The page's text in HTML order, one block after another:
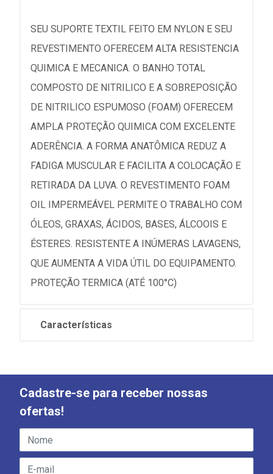
SEU SUPORTE TEXTIL FEITO EM NYLON E SEU
REVESTIMENTO OFERECEM ALTA RESISTENCIA
QUIMICA E MECANICA. O BANHO TOTAL
COMPOSTO DE NITRILICO E A SOBREPOSIÇÃO
DE NITRILICO ESPUMOSO (FOAM) OFERECEM
AMPLA PROTEÇÃO QUIMICA COM EXCELENTE
ADERÊNCIA. A FORMA ANATÔMICA REDUZ A
FADIGA MUSCULAR E FACILITA A COLOCAÇÃO E
RETIRADA DA LUVA. O REVESTIMENTO FOAM
OIL IMPERMEÁVEL PERMITE O TRABALHO COM
ÓLEOS, GRAXAS, ÁCIDOS, BASES, ÁLCOOIS E
ÉSTERES. RESISTENTE A INÚMERAS LAVAGENS,
QUE AUMENTA A VIDA ÚTIL DO EQUIPAMENTO.
PROTEÇÃO TERMICA (ATÉ 100°C)
Características
Cadastre-se para receber nossas
ofertas!